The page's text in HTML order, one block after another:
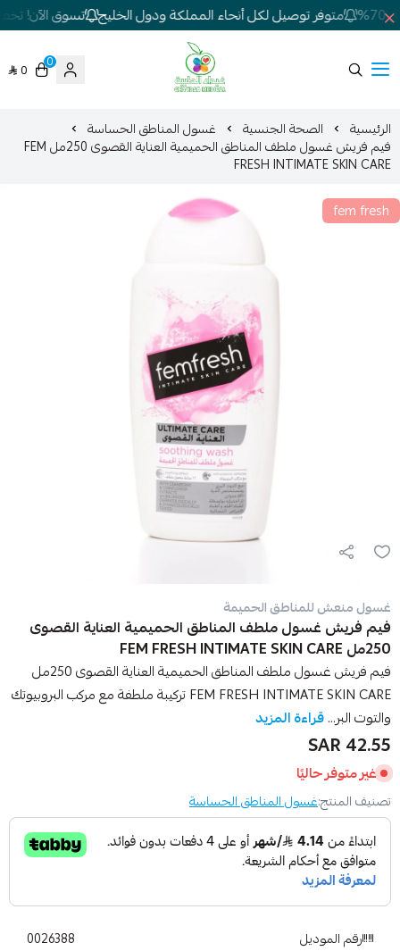
متوفر توصيل لكل أنحاء المملكة ودول الخليج تسوق الآن!
شركة غيداء المتطورة الطبية
0
0
الرئيسية الصحة الجنسية غسول المناطق الحساسة
فيم فريش غسول ملطف المناطق الحميمية العناية القصوى 250مل FEM
FRESH INTIMATE SKIN CARE
fem fresh
غسول منعش للمناطق الحميمة
فيم فريش غسول ملطف المناطق الحميمية العناية القصوى
250مل FEM FRESH INTIMATE SKIN CARE
فيم فريش غسول ملطف المناطق الحميمية العناية القصوى 250مل
FEM FRESH INTIMATE SKIN CARE تركيبة ملطفة مع مركب البروبيوتك
والتوت البر...قراءة المزيد
42.55 SAR
غير متوفر حاليًا
تصنيف المنتج:غسول المناطق الحساسة
رقم الموديل 0026388